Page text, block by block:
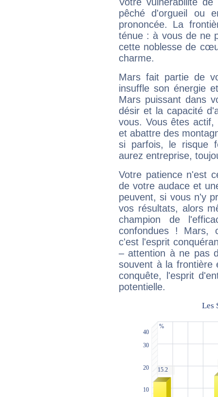
pêché d'orgueil ou
prononcée. La
ténue : à vous de ne
cette noblesse de
charme.
Mars fait partie de
insuffle son énergie
Mars puissant dans
désir et la capacité
vous. Vous êtes
et abattre des
si parfois, le risque
aurez entreprise,
Votre patience n'est
de votre audace et
peuvent, si vous n'y
vos résultats, alors
champion de
confondues ! Mars,
c'est l'esprit
– attention à ne pas
souvent à la frontière
conquête, l'esprit
potentielle.